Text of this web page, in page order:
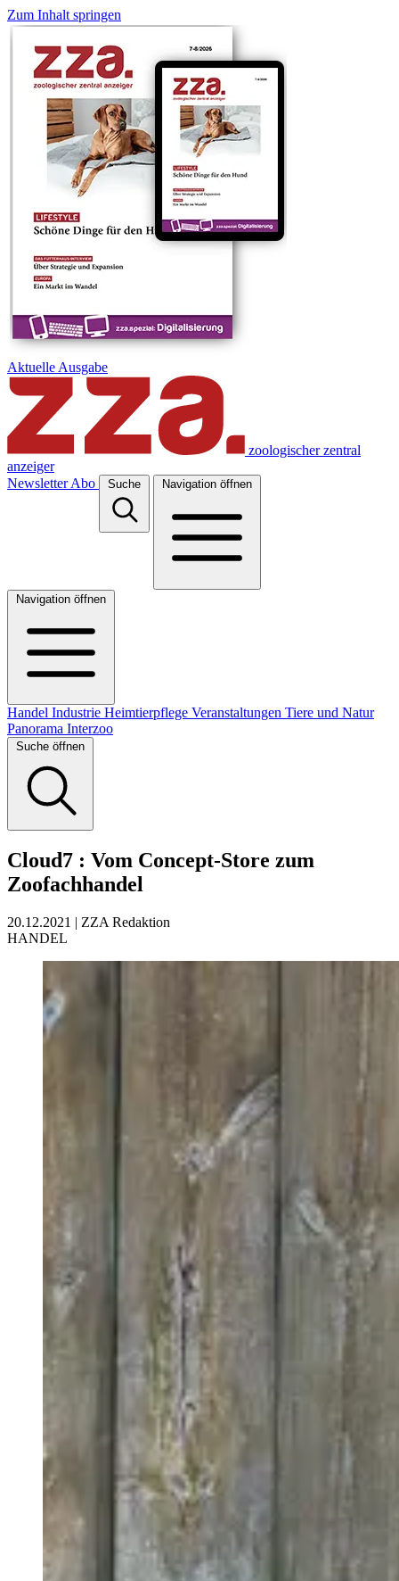
Zum Inhalt springen
Aktuelle Ausgabe
zoologischer zentral
anzeiger
Newsletter Abo Suche Navigation öffnen
Navigation öffnen
Handel Industrie Heimtierpflege Veranstaltungen Tiere und Natur
Panorama Interzoo
Suche öffnen
Cloud7 : Vom Concept-Store zum
Zoofachhandel
20.12.2021 | ZZA Redaktion
HANDEL